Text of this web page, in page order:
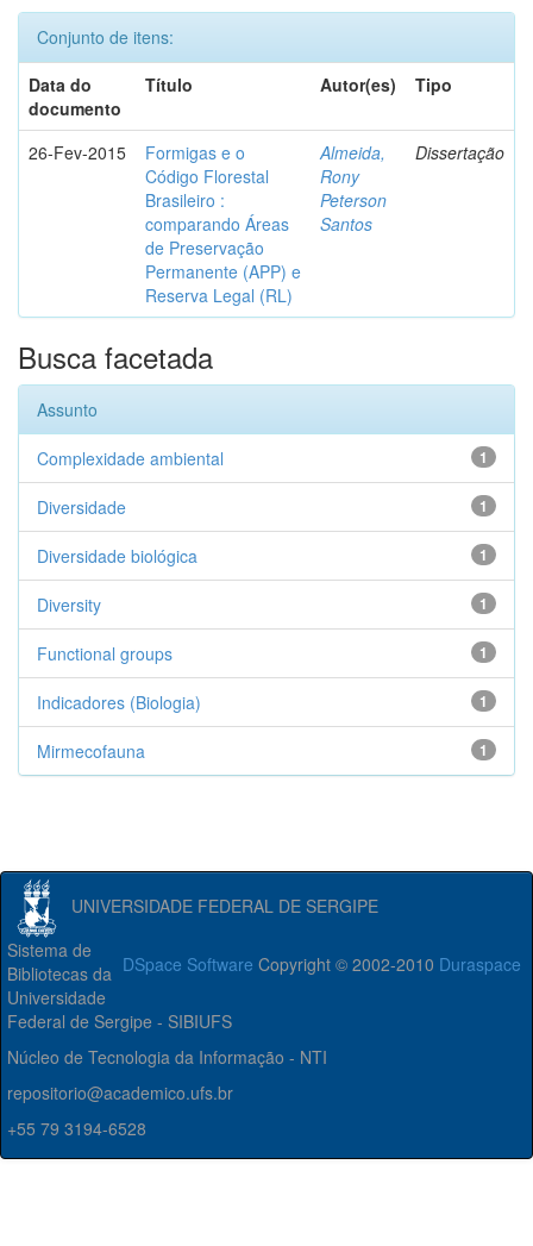
Conjunto de itens:
Data do
documento
Título Autor(es) Tipo
26-Fev-2015
Formigas e o
Código Florestal
Brasileiro :
comparando Áreas
de Preservação
Permanente (APP) e
Reserva Legal (RL)
Almeida,
Rony
Peterson
Santos
Dissertação
Busca facetada
Assunto
1
Complexidade ambiental
1
Diversidade
1
Diversidade biológica
1
Diversity
1
Functional groups
1
Indicadores (Biologia)
1
Mirmecofauna
UNIVERSIDADE FEDERAL DE SERGIPE
DSpace Software Copyright © 2002-2010 Duraspace
Sistema de
Bibliotecas da
Universidade
Federal de Sergipe - SIBIUFS
Núcleo de Tecnologia da Informação - NTI
repositorio@academico.ufs.br
+55 79 3194-6528